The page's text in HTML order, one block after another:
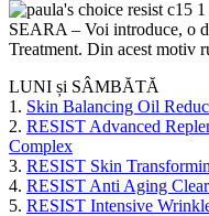
SEARA – Voi introduce, o
Treatment. Din acest motiv
LUNI și SÂMBĂTĂ
1. Skin Balancing Oil
2. RESIST Advanced
Complex
3. RESIST Skin
4. RESIST Anti Aging
5. RESIST Intensive